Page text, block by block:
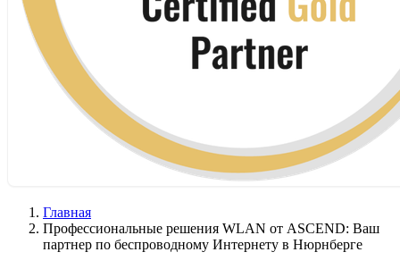
Главная
Профессиональные решения WLAN от ASCEND: Ваш
партнер по беспроводному Интернету в Нюрнберге